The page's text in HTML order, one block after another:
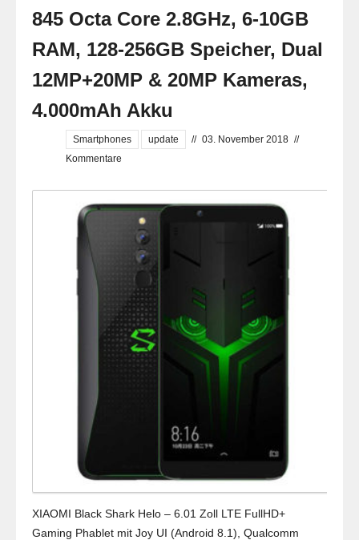
845 Octa Core 2.8GHz, 6-10GB
RAM, 128-256GB Speicher, Dual
12MP+20MP & 20MP Kameras,
4.000mAh Akku
Smartphones update // 03. November 2018 //
Kommentare
XIAOMI Black Shark Helo – 6.01 Zoll LTE FullHD+
Gaming Phablet mit Joy UI (Android 8.1), Qualcomm